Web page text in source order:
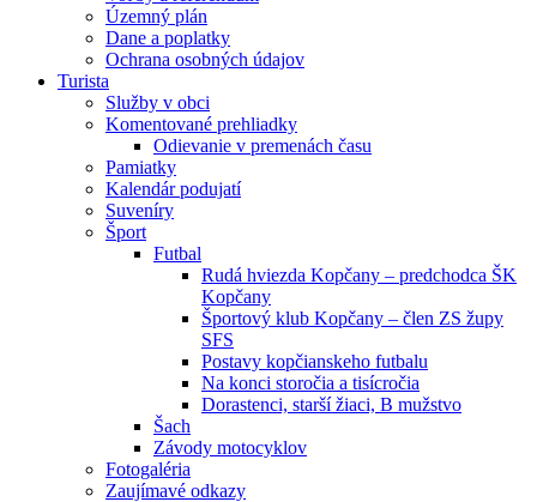
Územný plán
Dane a poplatky
Ochrana osobných údajov
Turista
Služby v obci
Komentované prehliadky
Odievanie v premenách času
Pamiatky
Kalendár podujatí
Suveníry
Šport
Futbal
Rudá hviezda Kopčany – predchodca ŠK
Kopčany
Športový klub Kopčany – člen ZS župy
SFS
Postavy kopčianskeho futbalu
Na konci storočia a tisícročia
Dorastenci, starší žiaci, B mužstvo
Šach
Závody motocyklov
Fotogaléria
Zaujímavé odkazy